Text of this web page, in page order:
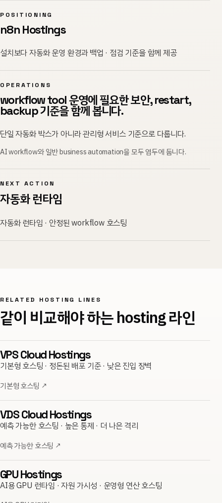
POSITIONING
n8n Hostings
설치보다 자동화 운영 환경과 백업 · 점검 기준을 함께 제공
OPERATIONS
workflow tool 운영에 필요한 보안, restart,
backup 기준을 함께 봅니다.
단일 자동화 박스가 아니라 관리형 서비스 기준으로 다룹니다.
AI workflow와 일반 business automation을 모두 염두에 둡니다.
NEXT ACTION
자동화 런타임
자동화 런타임 · 안정된 workflow 호스팅
RELATED HOSTING LINES
같이 비교해야 하는 hosting 라인
VPS Cloud Hostings
기본형 호스팅 · 정돈된 배포 기준 · 낮은 진입 장벽
기본형 호스팅 ↗
VDS Cloud Hostings
예측 가능한 호스팅 · 높은 통제 · 더 나은 격리
예측 가능한 호스팅 ↗
GPU Hostings
AI용 GPU 런타임 · 자원 가시성 · 운영형 연산 호스팅